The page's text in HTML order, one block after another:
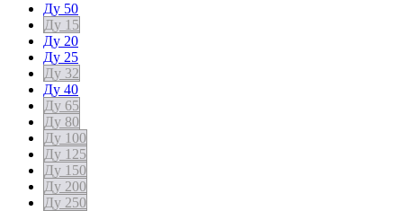
Ду 50
Ду 15
Ду 20
Ду 25
Ду 32
Ду 40
Ду 65
Ду 80
Ду 100
Ду 125
Ду 150
Ду 200
Ду 250